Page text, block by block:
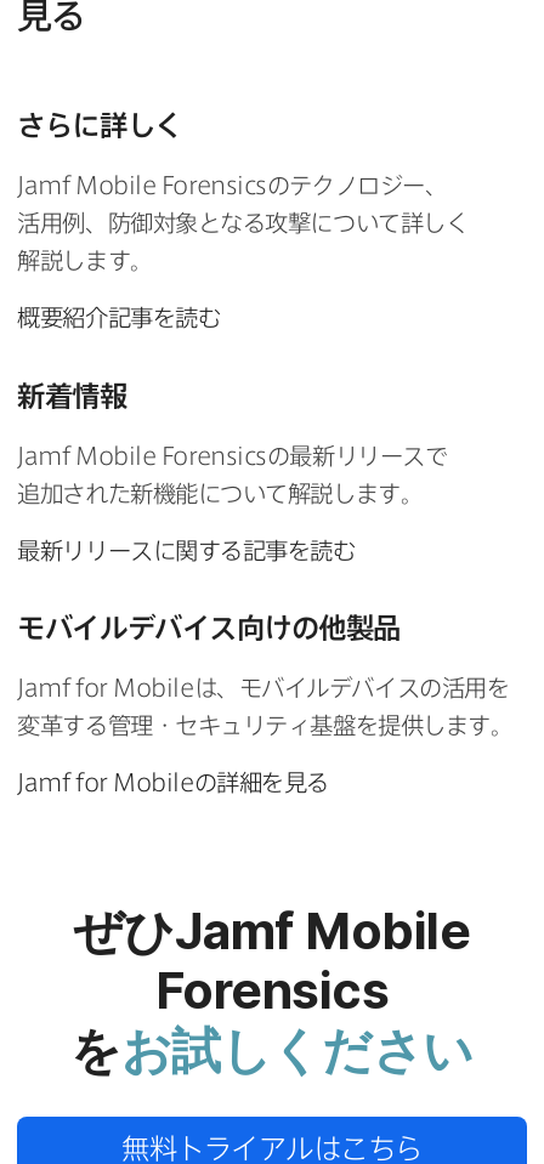
見る
さらに​詳しく
Jamf Mobile Forensicsの​テクノロジー、​
活用例、​防御対象と​なる​攻撃に​ついて​詳しく​
解説します。
概要紹介記事を​読む
新着情報
Jamf Mobile Forensicsの​最新リリースで​
追加された​新機能に​ついて​解説します。
最新リリースに​関する​記事を​読む
モバイルデバイス向けの​他製品
Jamf for Mobile は、​モバイルデバイスの​活用を​
変革する​管理・セキュリティ基盤を​提供します。
Jamf for Mobileの​詳細を​見る
ぜひJamf Mobile
Forensics
をお試しください
無料トライアルは​こちら